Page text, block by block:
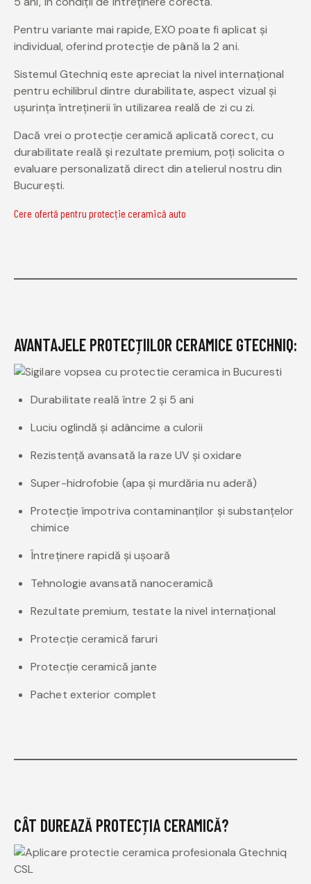
Pentru variante mai rapide, EXO poate fi aplicat și
individual, oferind protecție de până la 2 ani.
Sistemul Gtechniq este apreciat la nivel internațional
pentru echilibrul dintre durabilitate, aspect vizual și
ușurința întreținerii în utilizarea reală de zi cu zi.
Dacă vrei o protecție ceramică aplicată corect, cu
durabilitate reală și rezultate premium, poți solicita o
evaluare personalizată direct din atelierul nostru din
București.
Cere ofertă pentru protecție ceramică auto
AVANTAJELE PROTECȚIILOR CERAMICE GTECHNIQ:
Durabilitate reală între 2 și 5 ani
Luciu oglindă și adâncime a culorii
Rezistență avansată la raze UV și oxidare
Super-hidrofobie (apa și murdăria nu aderă)
Protecție împotriva contaminanților și substanțelor
chimice
Întreținere rapidă și ușoară
Tehnologie avansată nanoceramică
Rezultate premium, testate la nivel internațional
Protecție ceramică faruri
Protecție ceramică jante
Pachet exterior complet
CÂT DUREAZĂ PROTECȚIA CERAMICĂ?